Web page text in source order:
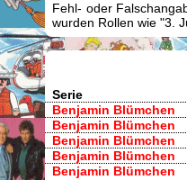
Fehl- oder
wurden Rollen wie "3.
Serie
Benjamin Blümchen
Benjamin Blümchen
Benjamin Blümchen
Benjamin Blümchen
Benjamin Blümchen